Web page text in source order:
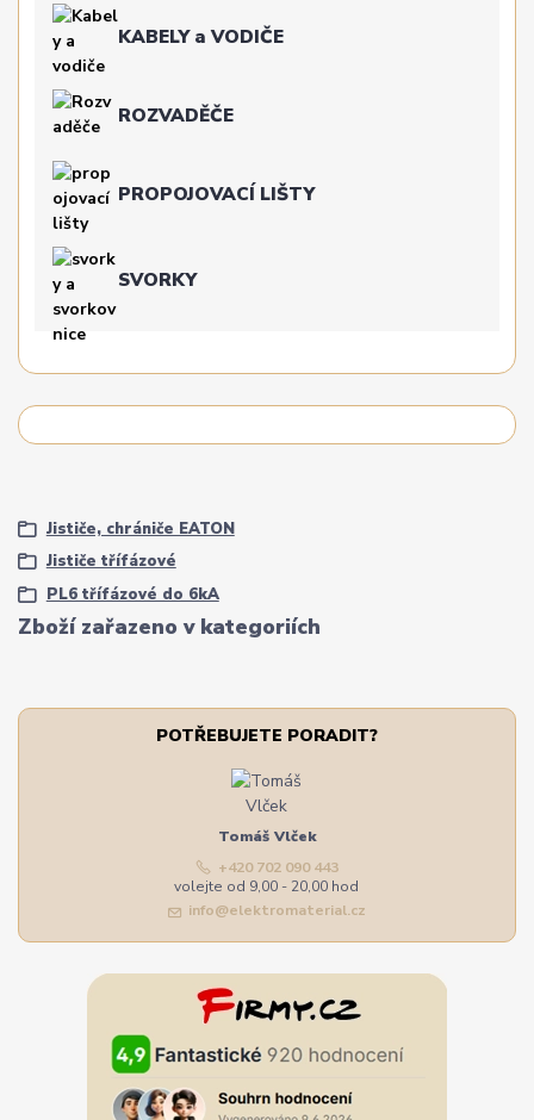
KABELY a VODIČE
ROZVADĚČE
PROPOJOVACÍ LIŠTY
SVORKY
Zboží zařazeno v kategoriích
Jističe, chrániče EATON
Jističe třífázové
PL6 třífázové do 6kA
POTŘEBUJETE PORADIT?
Tomáš Vlček
+420 702 090 443
volejte od 9,00 - 20,00 hod
info@elektromaterial.cz